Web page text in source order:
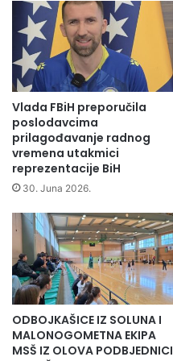
h
o
s
d
a
v
a
a
u
B
i
H
u
l
o
v
u
z
a
p
o
s
v
i
b
a
n
Vlada FBiH preporučila
poslodavcima
prilagođavanje radnog
vremena utakmici
reprezentacije BiH
30. Juna 2026.
ODBOJKAŠICE IZ SOLUNA I
MALONOGOMETNA EKIPA
MSŠ IZ OLOVA PODBJEDNICI